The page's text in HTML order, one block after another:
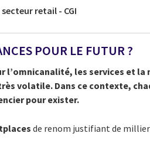
retail - CGI
POUR LE FUTUR ?
l’omnicanalité, les services et
volatile. Dans ce contexte,
pour exister.
de renom justifiant de